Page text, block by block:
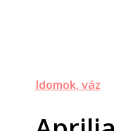
Idomok, váz